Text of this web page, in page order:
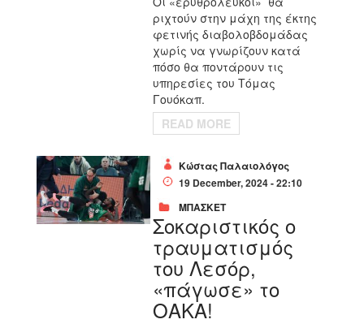
ριχτούν στην μάχη της έκτης
φετινής διαβολοβδομάδας
χωρίς να γνωρίζουν κατά
πόσο θα ποντάρουν τις
υπηρεσίες του Τόμας
Γουόκαπ.
READ MORE
Κώστας Παλαιολόγος
19 December, 2024 - 22:10
ΜΠΑΣΚΕΤ
Σοκαριστικός ο
τραυματισμός
του Λεσόρ,
«πάγωσε» το
ΟΑΚΑ!